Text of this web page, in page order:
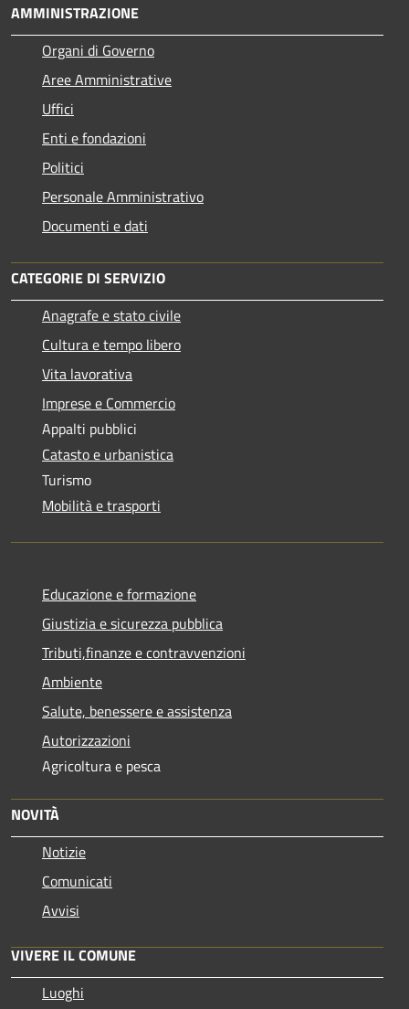
AMMINISTRAZIONE
Organi di Governo
Aree Amministrative
Uffici
Enti e fondazioni
Politici
Personale Amministrativo
Documenti e dati
CATEGORIE DI SERVIZIO
Anagrafe e stato civile
Cultura e tempo libero
Vita lavorativa
Imprese e Commercio
Appalti pubblici
Catasto e urbanistica
Turismo
Mobilità e trasporti
Educazione e formazione
Giustizia e sicurezza pubblica
Tributi,finanze e contravvenzioni
Ambiente
Salute, benessere e assistenza
Autorizzazioni
Agricoltura e pesca
NOVITÀ
Notizie
Comunicati
Avvisi
VIVERE IL COMUNE
Luoghi